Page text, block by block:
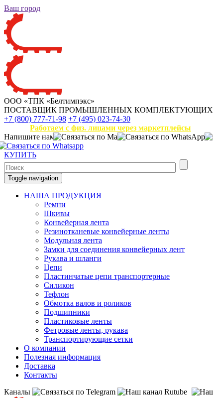
Ваш город
ООО «ТПК «Белтимпэкс»
ПОСТАВЩИК ПРОМЫШЛЕННЫХ КОМПЛЕКТУЮЩИХ
+7 (800) 777-71-98 +7 (495) 023-74-30
Работаем с физ. лицами через маркетплейсы
Напишите нам
КУПИТЬ
Toggle navigation
НАША ПРОДУКЦИЯ
Ремни
Шкивы
Конвейерная лента
Резинотканевые конвейерные ленты
Модульная лента
Замки для соединения конвейерных лент
Рукава и шланги
Цепи
Пластинчатые цепи транспортерные
Силикон
Тефлон
Обмотка валов и роликов
Подшипники
Пластиковые ленты
Фетровые ленты, рукава
Транспортирующие сетки
О компании
Полезная информация
Доставка
Контакты
Каналы